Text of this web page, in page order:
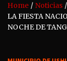
Home
Noticias
LA FIESTA
NOCHE DE